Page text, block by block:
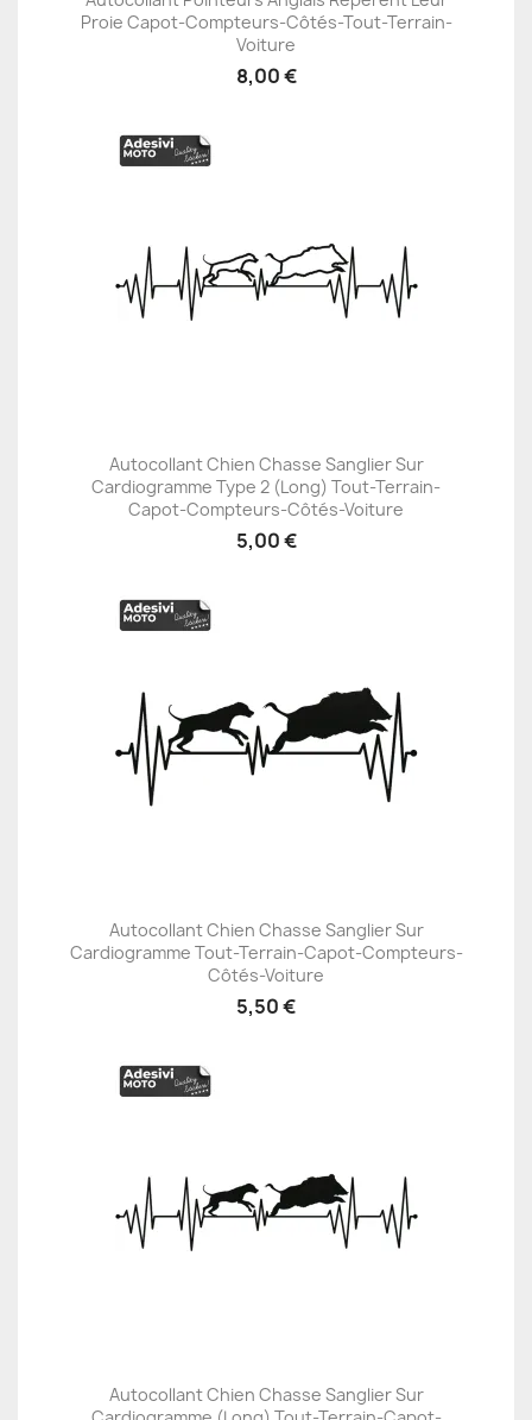
Proie Capot-Compteurs-Côtés-Tout-Terrain-
Voiture
8,00 €
Autocollant Chien Chasse Sanglier Sur
Cardiogramme Type 2 (Long) Tout-Terrain-
Capot-Compteurs-Côtés-Voiture
5,00 €
Autocollant Chien Chasse Sanglier Sur
Cardiogramme Tout-Terrain-Capot-Compteurs-
Côtés-Voiture
5,50 €
Autocollant Chien Chasse Sanglier Sur